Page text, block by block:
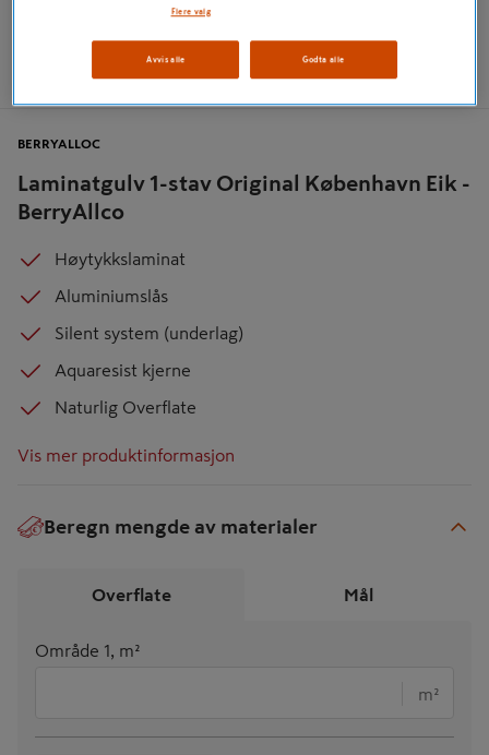
Laminatgulv 1-stav Original København Eik -
BerryAllco
BERRYALLOC
Høytykkslaminat
Aluminiumslås
Silent system (underlag)
Aquaresist kjerne
Naturlig Overflate
Vis mer produktinformasjon
€ Beregn mengde av materialer
Overflate Mål
Område 1, m²
m²
Flere valg
Avvis alle Godta alle